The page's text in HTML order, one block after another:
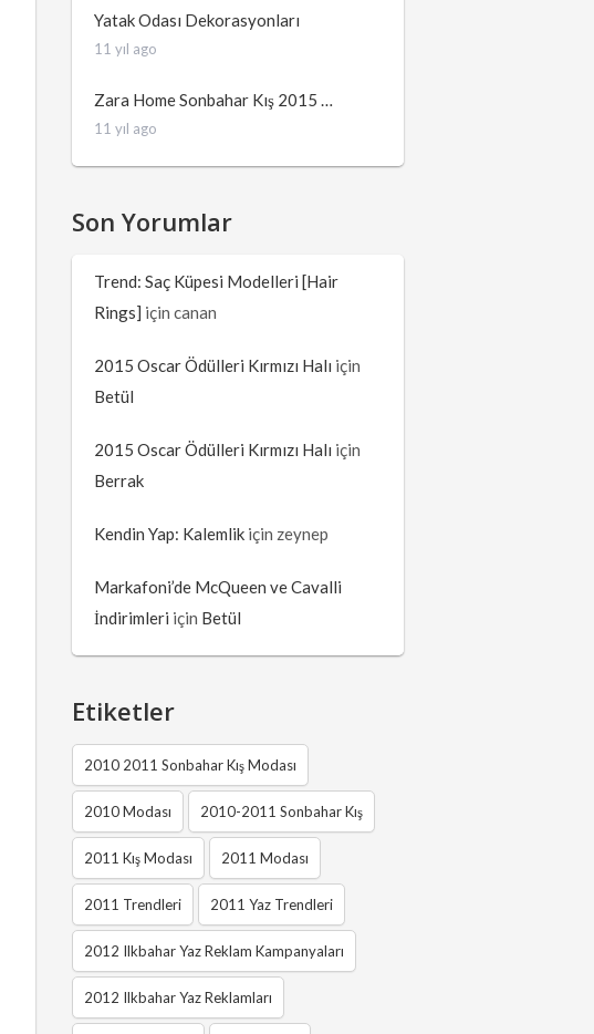
Yatak Odası Dekorasyonları
11 yıl ago
Zara Home Sonbahar Kış 2015 …
11 yıl ago
Son Yorumlar
Trend: Saç Küpesi Modelleri [Hair
Rings] için canan
2015 Oscar Ödülleri Kırmızı Halı için
Betül
2015 Oscar Ödülleri Kırmızı Halı için
Berrak
Kendin Yap: Kalemlik için zeynep
Markafoni’de McQueen ve Cavalli
İndirimleri için Betül
Etiketler
2010 2011 Sonbahar Kış Modası
2010 Modası 2010-2011 Sonbahar Kış
2011 Kış Modası 2011 Modası
2011 Trendleri 2011 Yaz Trendleri
2012 Ilkbahar Yaz Reklam Kampanyaları
2012 Ilkbahar Yaz Reklamları